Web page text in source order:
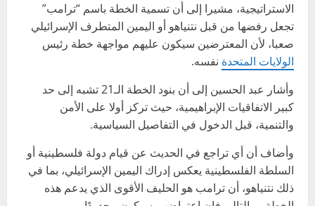
الاستراتيجية، مشيرا إلى أن تسمية الخطة باسم “ترامب”
تجعل رفضها من قبل نتنياهو أو اليمين المتطرف الإسرائيلي
صعبا، لأن المعترضين سيكون عليهم مواجهة خطة رئيس
الولايات المتحدة نفسه.
وأشار عبد الحسين إلى أن بنود الخطة الـ21 تشبه إلى حد
كبير الاتفاقيات الإبراهيمية، حيث تركز أولا على الأمن
والتنمية، قبل الدخول في التفاصيل السياسية.
وأضاف أن أي تراجع في الحديث عن قيام دولة فلسطينية أو
السلطة الفلسطينية يعكس إدراك اليمين الإسرائيلي، بما في
ذلك نتنياهو، أن ترامب هو الحليف الأقوى الذي يدعم هذه